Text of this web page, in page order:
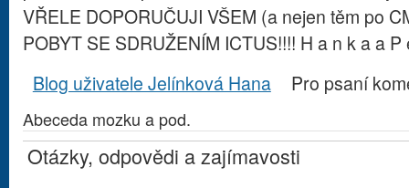
VŘELE DOPORUČUJI VŠEM (a nejen těm po
POBYT SE SDRUŽENÍM ICTUS!!!! H a n k a a P
Blog uživatele Jelínková Hana
Pro psaní
Abeceda mozku a pod.
Otázky, odpovědi a zajímavosti